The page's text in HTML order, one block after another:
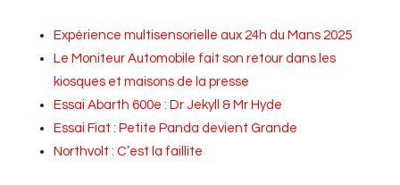
Expérience multisensorielle aux 24h du Mans 2025
Le Moniteur Automobile fait son retour dans les
kiosques et maisons de la presse
Essai Abarth 600e : Dr Jekyll & Mr Hyde
Essai Fiat : Petite Panda devient Grande
Northvolt : C’est la faillite